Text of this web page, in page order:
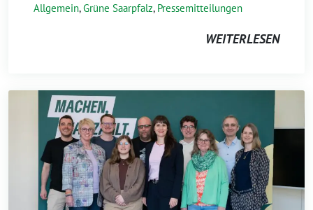
Allgemein,Grüne Saarpfalz, Pressemitteilungen
WEITERLESEN